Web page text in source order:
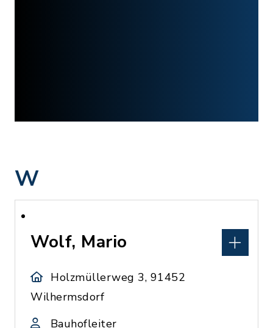
W
Wolf, Mario
Holzmüllerweg 3, 91452
Wilhermsdorf
Bauhofleiter